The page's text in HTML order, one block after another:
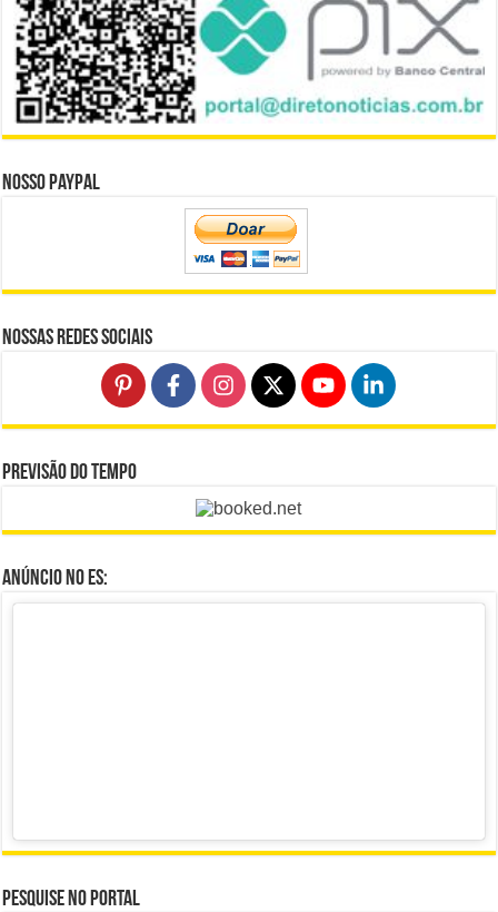
Nosso Paypal
Nossas Redes Sociais
Previsão do Tempo
Anúncio no ES:
Pesquise no portal